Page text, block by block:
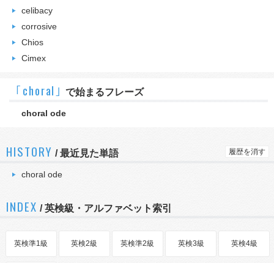
celibacy
corrosive
Chios
Cimex
｢choral｣ で始まるフレーズ
choral ode
HISTORY /最近見た単語 履歴を消す
choral ode
INDEX / 英検級・アルファベット索引
英検準1級 英検2級 英検準2級 英検3級 英検4級